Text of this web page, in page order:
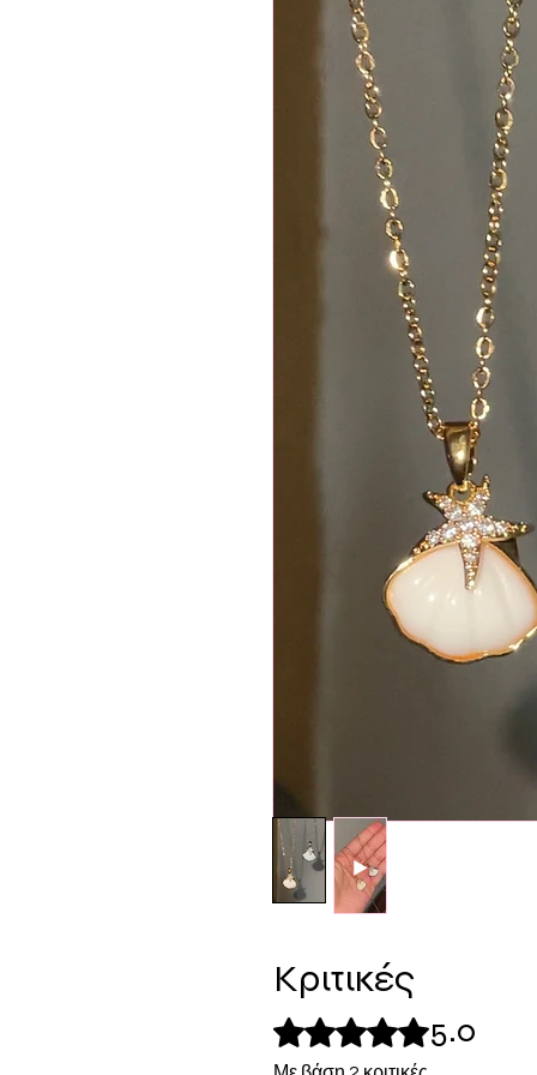
Κριτικές
Βαθμολογήθηκε με 5 από 5
5.0